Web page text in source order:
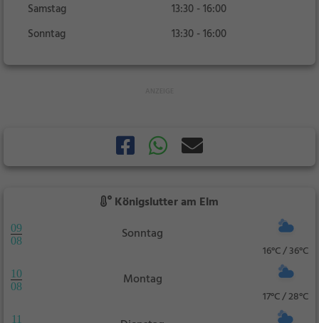
Samstag
13:30 - 16:00
Sonntag
13:30 - 16:00
Königslutter am Elm
09
08
Sonntag
16°C / 36°C
10
08
Montag
17°C / 28°C
11